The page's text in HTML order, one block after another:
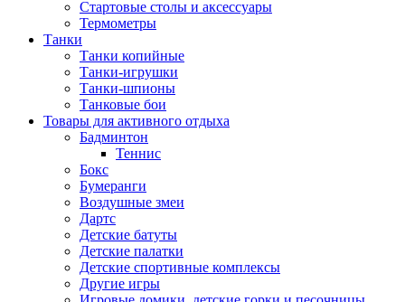
Стартовые столы и аксессуары
Термометры
Танки
Танки копийные
Танки-игрушки
Танки-шпионы
Танковые бои
Товары для активного отдыха
Бадминтон
Теннис
Бокс
Бумеранги
Воздушные змеи
Дартс
Детские батуты
Детские палатки
Детские спортивные комплексы
Другие игры